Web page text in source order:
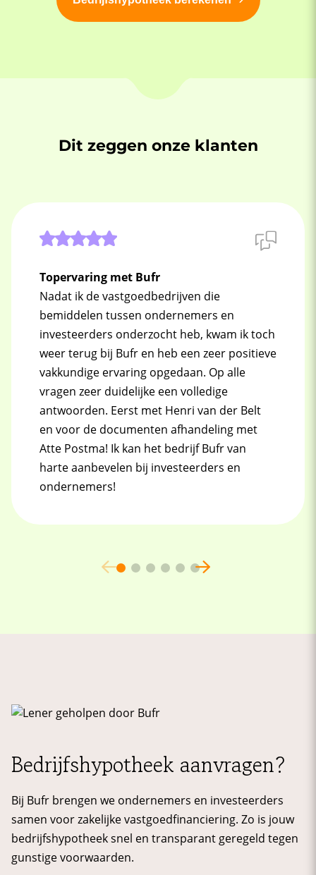
Dit zeggen onze klanten
Topervaring met Bufr
Nadat ik de vastgoedbedrijven die
bemiddelen tussen ondernemers en
investeerders onderzocht heb, kwam ik toch
weer terug bij Bufr en heb een zeer positieve
vakkundige ervaring opgedaan. Op alle
vragen zeer duidelijke een volledige
antwoorden. Eerst met Henri van der Belt
en voor de documenten afhandeling met
Atte Postma! Ik kan het bedrijf Bufr van
harte aanbevelen bij investeerders en
ondernemers!
Bedrijfshypotheek aanvragen?
Bij Bufr brengen we ondernemers en investeerders
samen voor zakelijke vastgoedfinanciering. Zo is jouw
bedrijfshypotheek snel en transparant geregeld tegen
gunstige voorwaarden.